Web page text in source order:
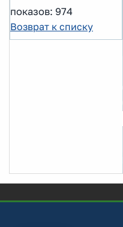
показов: 974
Возврат к списку